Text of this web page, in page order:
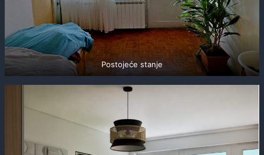
Postojeće stanje